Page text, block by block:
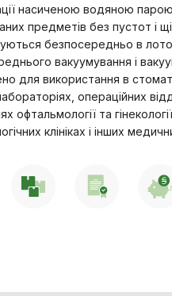
насиченою водяною парою
предметів без пустот і
безпосередньо в
вакуумування і
для використання в
операційних
офтальмології та гінекології,
клініках і інших